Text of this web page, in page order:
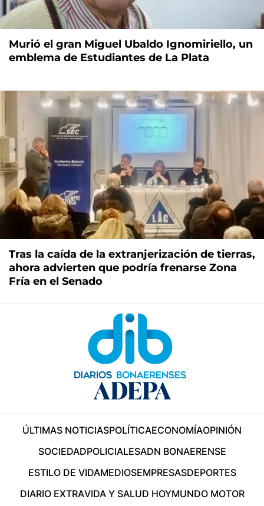
Murió el gran Miguel Ubaldo Ignomiriello, un
emblema de Estudiantes de La Plata
Tras la caída de la extranjerización de tierras,
ahora advierten que podría frenarse Zona
Fría en el Senado
ÚLTIMAS NOTICIASPOLÍTICAECONOMÍAOPINIÓN
SOCIEDADPOLICIALESADN BONAERENSE
ESTILO DE VIDAMEDIOSEMPRESASDEPORTES
DIARIO EXTRAVIDA Y SALUD HOYMUNDO MOTOR